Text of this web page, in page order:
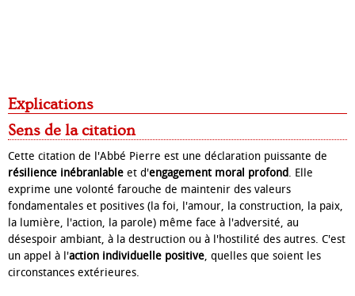
Explications
Sens de la citation
Cette citation de l'Abbé Pierre est une déclaration puissante de
résilience inébranlable et d'engagement moral profond. Elle
exprime une volonté farouche de maintenir des valeurs
fondamentales et positives (la foi, l'amour, la construction, la paix,
la lumière, l'action, la parole) même face à l'adversité, au
désespoir ambiant, à la destruction ou à l'hostilité des autres. C'est
un appel à l'action individuelle positive, quelles que soient les
circonstances extérieures.